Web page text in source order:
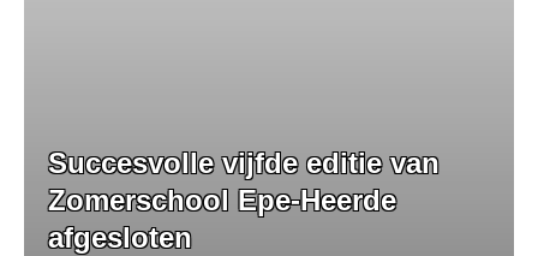
Succesvolle vijfde editie van
Zomerschool Epe-Heerde
afgesloten